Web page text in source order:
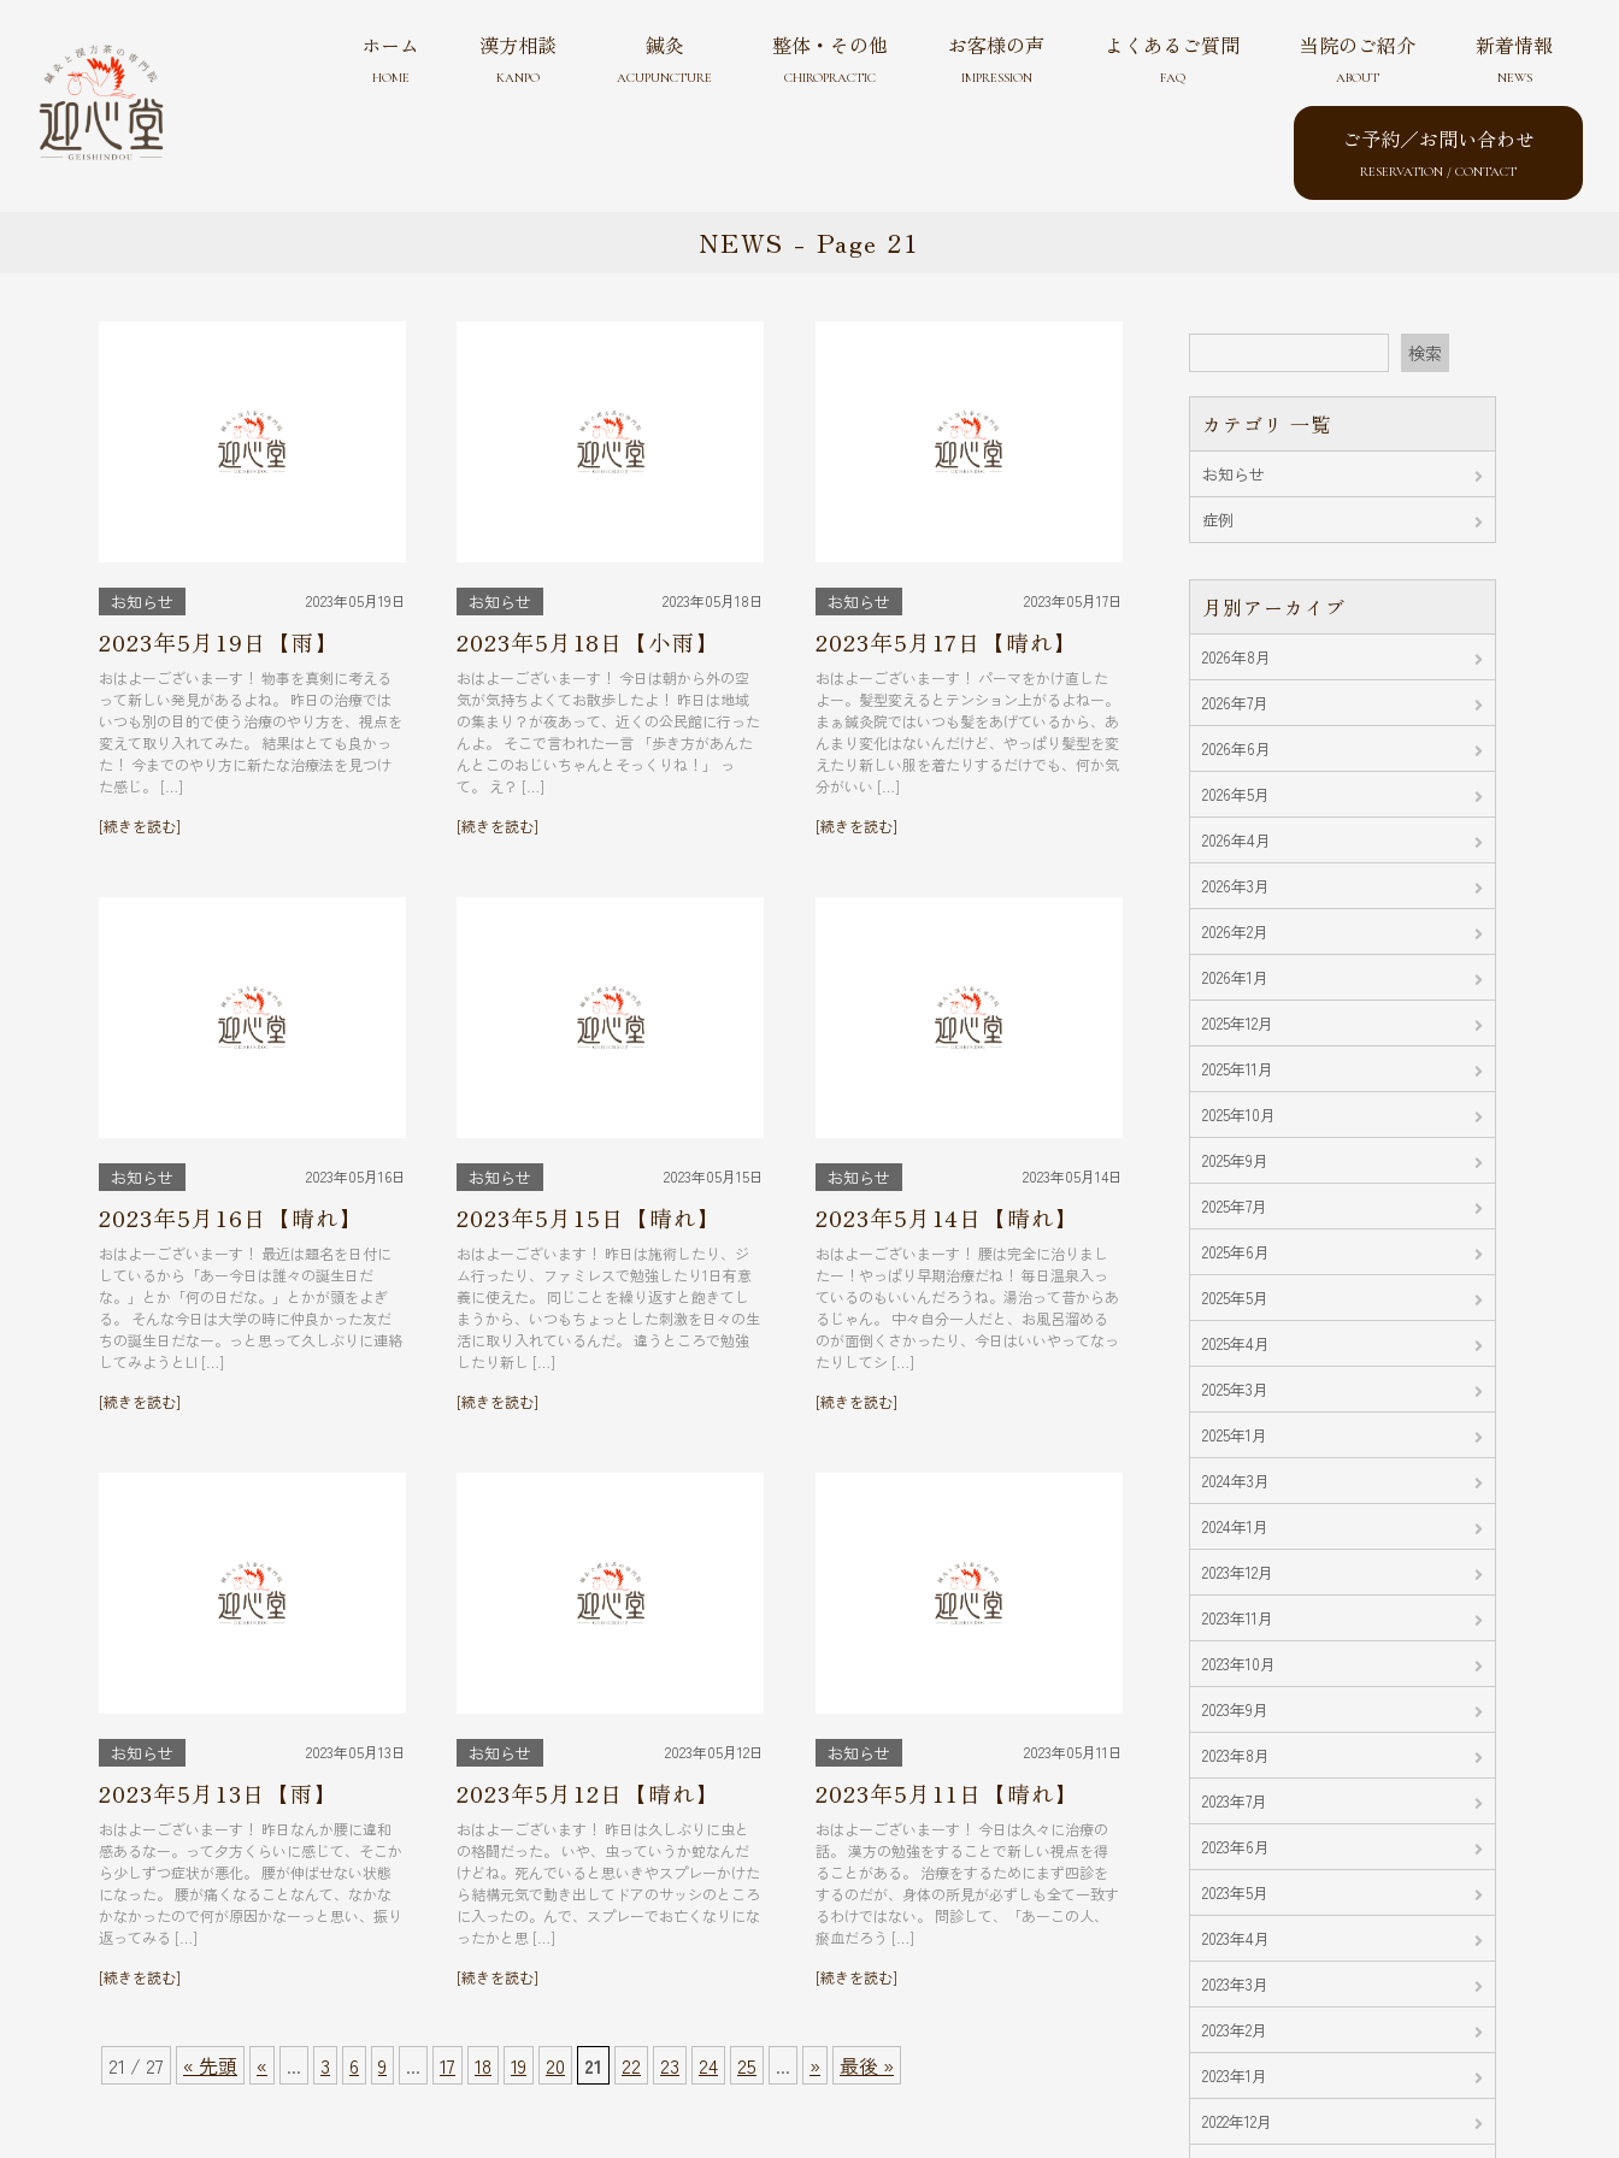
ホーム
HOME
漢方相談
KANPO
鍼灸
ACUPUNCTURE
整体・その他
CHIROPRACTIC
お客様の声
IMPRESSION
よくあるご質問
FAQ
当院のご紹介
ABOUT
新着情報
NEWS
ご予約／お問い合わせ
RESERVATION / CONTACT
NEWS - Page 21
お知らせ 2023年05月19日
2023年5月19日【雨】
おはよーございまーす！ 物事を真剣に考える
って新しい発見があるよね。 昨日の治療では
いつも別の目的で使う治療のやり方を、視点を
変えて取り入れてみた。 結果はとても良かっ
た！ 今までのやり方に新たな治療法を見つけ
た感じ。 […]
[続きを読む]
お知らせ 2023年05月18日
2023年5月18日【小雨】
おはよーございまーす！ 今日は朝から外の空
気が気持ちよくてお散歩したよ！ 昨日は地域
の集まり？が夜あって、近くの公民館に行った
んよ。 そこで言われた一言 「歩き方があんた
んとこのおじいちゃんとそっくりね！」 っ
て。 え？ […]
[続きを読む]
お知らせ 2023年05月17日
2023年5月17日【晴れ】
おはよーございまーす！ パーマをかけ直した
よー。髪型変えるとテンション上がるよねー。
まぁ鍼灸院ではいつも髪をあげているから、あ
んまり変化はないんだけど、やっぱり髪型を変
えたり新しい服を着たりするだけでも、何か気
分がいい […]
[続きを読む]
お知らせ 2023年05月16日
2023年5月16日【晴れ】
おはよーございまーす！ 最近は題名を日付に
しているから「あー今日は誰々の誕生日だ
な。」とか「何の日だな。」とかが頭をよぎ
る。 そんな今日は大学の時に仲良かった友だ
ちの誕生日だなー。っと思って久しぶりに連絡
してみようとLI […]
[続きを読む]
お知らせ 2023年05月15日
2023年5月15日【晴れ】
おはよーございます！ 昨日は施術したり、ジ
ム行ったり、ファミレスで勉強したり1日有意
義に使えた。 同じことを繰り返すと飽きてし
まうから、いつもちょっとした刺激を日々の生
活に取り入れているんだ。 違うところで勉強
したり新し […]
[続きを読む]
お知らせ 2023年05月14日
2023年5月14日【晴れ】
おはよーございまーす！ 腰は完全に治りまし
たー！やっぱり早期治療だね！ 毎日温泉入っ
ているのもいいんだろうね。湯治って昔からあ
るじゃん。 中々自分一人だと、お風呂溜める
のが面倒くさかったり、今日はいいやってなっ
たりしてシ […]
[続きを読む]
お知らせ 2023年05月13日
2023年5月13日【雨】
おはよーございまーす！ 昨日なんか腰に違和
感あるなー。って夕方くらいに感じて、そこか
ら少しずつ症状が悪化。 腰が伸ばせない状態
になった。 腰が痛くなることなんて、なかな
かなかったので何が原因かなーっと思い、振り
返ってみる […]
[続きを読む]
お知らせ 2023年05月12日
2023年5月12日【晴れ】
おはよーございます！ 昨日は久しぶりに虫と
の格闘だった。 いや、虫っていうか蛇なんだ
けどね。死んでいると思いきやスプレーかけた
ら結構元気で動き出してドアのサッシのところ
に入ったの。んで、スプレーでお亡くなりにな
ったかと思 […]
[続きを読む]
お知らせ 2023年05月11日
2023年5月11日【晴れ】
おはよーございまーす！ 今日は久々に治療の
話。 漢方の勉強をすることで新しい視点を得
ることがある。 治療をするためにまず四診を
するのだが、身体の所見が必ずしも全て一致す
るわけではない。 問診して、「あーこの人、
瘀血だろう […]
[続きを読む]
21 / 27 « 先頭 « ... 3 6 9 ... 17 18 19 20 21 22 23 24 25 ... » 最後 »
検索
カテゴリ 一覧
お知らせ
症例
月別アーカイブ
2026年8月
2026年7月
2026年6月
2026年5月
2026年4月
2026年3月
2026年2月
2026年1月
2025年12月
2025年11月
2025年10月
2025年9月
2025年7月
2025年6月
2025年5月
2025年4月
2025年3月
2025年1月
2024年3月
2024年1月
2023年12月
2023年11月
2023年10月
2023年9月
2023年8月
2023年7月
2023年6月
2023年5月
2023年4月
2023年3月
2023年2月
2023年1月
2022年12月